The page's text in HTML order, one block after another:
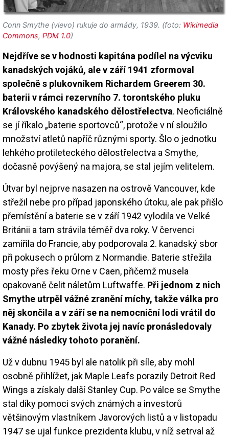
Conn Smythe (vlevo) rukuje do armády, 1939. (foto: Wikimedia
Commons, PDM 1.0)
Nejdříve se v hodnosti kapitána podílel na výcviku
kanadských vojáků, ale v září 1941 zformoval
společně s plukovníkem Richardem Greerem 30.
baterii v rámci rezervního 7. torontského pluku
Královského kanadského dělostřelectva. Neoficiálně
se jí říkalo „baterie sportovců“, protože v ní sloužilo
množství atletů napříč různými sporty. Šlo o jednotku
lehkého protileteckého dělostřelectva a Smythe,
dočasně povýšený na majora, se stal jejím velitelem.
Útvar byl nejprve nasazen na ostrově Vancouver, kde
střežil nebe pro případ japonského útoku, ale pak přišlo
přemístění a baterie se v září 1942 vylodila ve Velké
Británii a tam strávila téměř dva roky. V červenci
zamířila do Francie, aby podporovala 2. kanadský sbor
při pokusech o průlom z Normandie. Baterie střežila
mosty přes řeku Orne v Caen, přičemž musela
opakovaně čelit náletům Luftwaffe. Při jednom z nich
Smythe utrpěl vážné zranění míchy, takže válka pro
něj skončila a v září se na nemocniční lodi vrátil do
Kanady. Po zbytek života jej navíc pronásledovaly
vážné následky tohoto poranění.
Už v dubnu 1945 byl ale natolik při síle, aby mohl
osobně přihlížet, jak Maple Leafs porazily Detroit Red
Wings a získaly další Stanley Cup. Po válce se Smythe
stal díky pomoci svých známých a investorů
většinovým vlastníkem Javorových listů a v listopadu
1947 se ujal funkce prezidenta klubu, v níž setrval až